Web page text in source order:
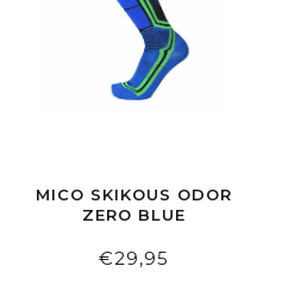
MICO SKIKOUS ODOR
ZERO BLUE
€29,95